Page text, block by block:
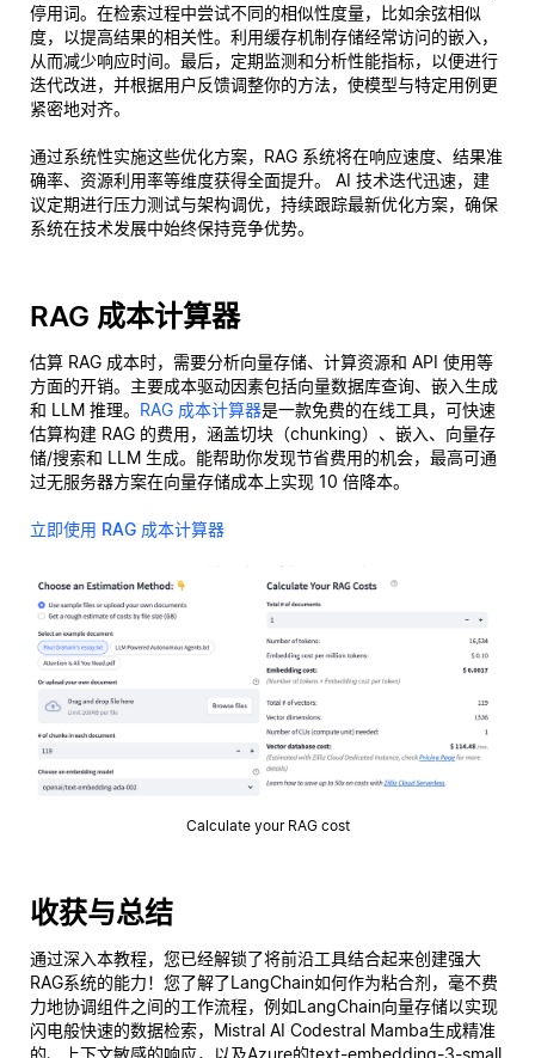
停用词。在检索过程中尝试不同的相似性度量，比如余弦相似
度，以提高结果的相关性。利用缓存机制存储经常访问的嵌入，
从而减少响应时间。最后，定期监测和分析性能指标，以便进行
迭代改进，并根据用户反馈调整你的方法，使模型与特定用例更
紧密地对齐。
通过系统性实施这些优化方案，RAG 系统将在响应速度、结果准
确率、资源利用率等维度获得全面提升。 AI 技术迭代迅速，建
议定期进行压力测试与架构调优，持续跟踪最新优化方案，确保
系统在技术发展中始终保持竞争优势。
RAG 成本计算器
估算 RAG 成本时，需要分析向量存储、计算资源和 API 使用等
方面的开销。主要成本驱动因素包括向量数据库查询、嵌入生成
和 LLM 推理。 RAG 成本计算器是一款免费的在线工具，可快速
估算构建 RAG 的费用，涵盖切块（chunking）、嵌入、向量存
储/搜索和 LLM 生成。能帮助你发现节省费用的机会，最高可通
过无服务器方案在向量存储成本上实现 10 倍降本。
立即使用 RAG 成本计算器
Calculate your RAG cost
收获与总结
通过深入本教程，您已经解锁了将前沿工具结合起来创建强大
RAG系统的能力！您了解了LangChain如何作为粘合剂，毫不费
力地协调组件之间的工作流程，例如LangChain向量存储以实现
闪电般快速的数据检索，Mistral AI Codestral Mamba生成精准
的、上下文敏感的响应，以及Azure的text-embedding-3-small